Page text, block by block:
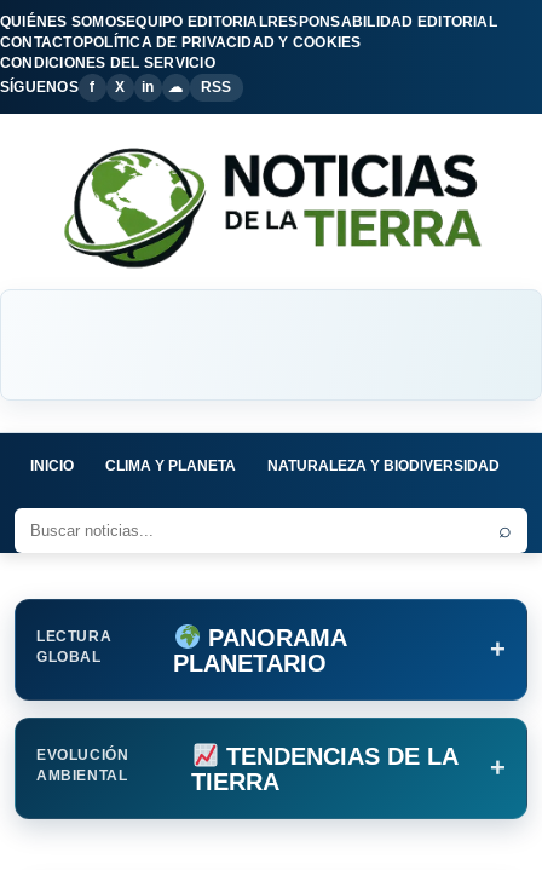
QUIÉNES SOMOSEQUIPO EDITORIALRESPONSABILIDAD EDITORIAL
CONTACTOPOLÍTICA DE PRIVACIDAD Y COOKIES
CONDICIONES DEL SERVICIO
SÍGUENOS
f X in ☁ RSS
INICIO CLIMA Y PLANETA NATURALEZA Y BIODIVERSIDAD
⌕
LECTURA
GLOBAL
PANORAMA
PLANETARIO
+
EVOLUCIÓN
AMBIENTAL
TENDENCIAS DE LA
TIERRA
+